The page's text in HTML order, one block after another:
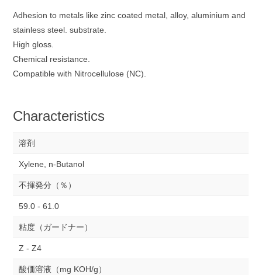
Adhesion to metals like zinc coated metal, alloy, aluminium and
stainless steel. substrate.
High gloss.
Chemical resistance.
Compatible with Nitrocellulose (NC).
Characteristics
溶剤
Xylene, n-Butanol
不揮発分（％）
59.0 - 61.0
粘度（ガードナー）
Z - Z4
酸価溶液（mg KOH/g）